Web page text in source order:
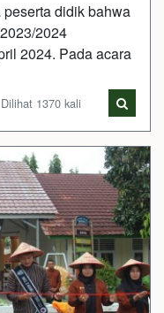
didik bahwa
2024
2024. Pada acara
1370 kali